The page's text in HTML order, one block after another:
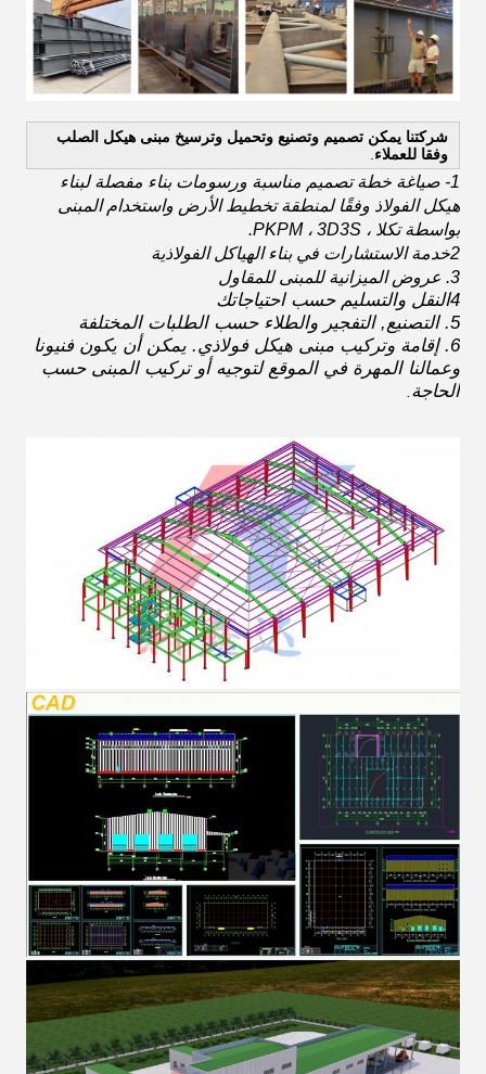
شركتنا يمكن تصميم وتصنيع وتحميل وترسيخ مبنى هيكل الصلب
وفقا للعملاء.
1- صياغة خطة تصميم مناسبة ورسومات بناء مفصلة لبناء
هيكل الفولاذ وفقًا لمنطقة تخطيط الأرض واستخدام المبنى
بواسطة تكلا ، PKPM ، 3D3S.
2خدمة الاستشارات في بناء الهياكل الفولاذية
3. عروض الميزانية للمبنى للمقاول
4النقل والتسليم حسب احتياجاتك
5. التصنيع, التفجير والطلاء حسب الطلبات المختلفة
6. إقامة وتركيب مبنى هيكل فولاذي. يمكن أن يكون فنيونا
وعمالنا المهرة في الموقع لتوجيه أو تركيب المبنى حسب
الحاجة.